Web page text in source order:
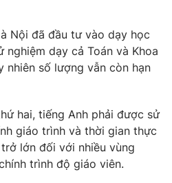
Nội đã đầu tư vào dạy học
nghiệm dạy cả Toán và Khoa
nhiên số lượng vẫn còn hạn
hai, tiếng Anh phải được sử
giáo trình và thời gian thực
lớn đối với nhiều vùng
trình độ giáo viên.